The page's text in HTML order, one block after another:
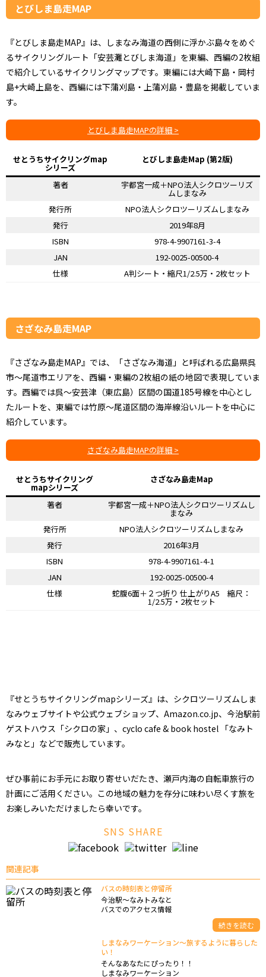
とびしま島走MAP
『とびしま島走MAP』は、しまなみ海道の西側に浮かぶ島々をめぐ
るサイクリングルート「安芸灘とびしま海道」を東編、西編の2枚組
で紹介しているサイクリングマップです。東編には大崎下島・岡村
島+大崎上島を、西編には下蒲刈島・上蒲刈島・豊島を掲載していま
す。
とびしま島走MAPの詳細 >
せとうちサイクリングmap
シリーズ
とびしま島走Map (第2版)
著者 宇都宮一成＋NPO法人シクロツーリズ
ムしまなみ
発行所
NPO法人シクロツーリズムしまなみ
発行
2019年8月
ISBN
978-4-9907161-3-4
JAN
192-0025-00500-4
仕様
A判シート・縮尺1/2.5万・2枚セット
さざなみ島走MAP
『さざなみ島走MAP』では、「さざなみ海道」と呼ばれる広島県呉
市～尾道市エリアを、西編・東編の2枚組の紙の地図で表現していま
す。西編では呉～安芸津（東広島）区間の国道185号線を中心とし
たルートを、東編では竹原～尾道区間の海岸線沿いルートを中心に
紹介しています。
さざなみ島走MAPの詳細 >
せとうちサイクリング
mapシリーズ
さざなみ島走Map
著者 宇都宮一成＋NPO法人シクロツーリズムし
まなみ
発行所
NPO法人シクロツーリズムしまなみ
発行
2016年3月
ISBN
978-4-9907161-4-1
JAN
192-0025-00500-4
仕様
蛇腹6面＋２つ折り 仕上がりA5 縮尺：
1/2.5万・2枚セット
『せとうちサイクリングmapシリーズ』は、シクロツーリズムしま
なみウェブサイトや公式ウェブショップ、Amazon.co.jp、今治駅前
ゲストハウス「シクロの家」、cyclo cafe & book hostel 「なみト
みなと」などで販売しています。
ぜひ事前にお手元にお取り寄せいだたき、瀬戸内海の自転車旅行の
計画にご活用ください。この地域の魅力を存分に味わい尽くす旅を
お楽しみいただけましたら幸いです。
SNS SHARE
関連記事
バスの時刻表と停留所
今治駅～なみトみなと
バスでのアクセス情報
続きを読む
しまなみワーケーション～旅するように暮らした
い！
そんなあなたにぴったり！！
しまなみワーケーション